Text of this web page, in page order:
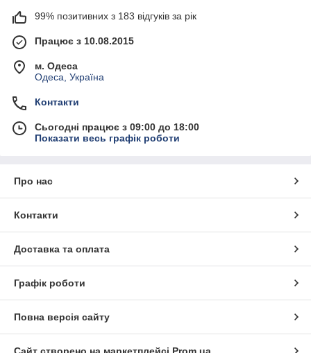
99% позитивних з 183 відгуків за рік
Працює з 10.08.2015
м. Одеса
Одеса, Україна
Контакти
Сьогодні працює з 09:00 до 18:00
Показати весь графік роботи
Про нас
Контакти
Доставка та оплата
Графік роботи
Повна версія сайту